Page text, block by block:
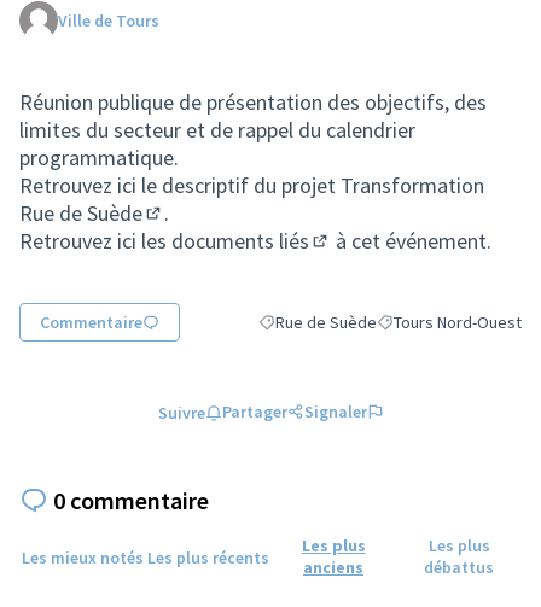
(Lien externe)
Ville de Tours
Réunion publique de présentation des objectifs, des
limites du secteur et de rappel du calendrier
programmatique.
Retrouvez ici le descriptif du projet Transformation
Rue de Suède
(S'ouvre dans un nouvel onglet)
.
Retrouvez ici les documents liés à cet événement.
Commentaire Filtrer les résultats de la catégorie :
Rue de SuèdeFiltrer les résultats
Tours Nord-Ouest
Suivre Partager Signaler
0 commentaire
Les mieux notés Les plus récents
Les plus
anciens
Les plus
débattus